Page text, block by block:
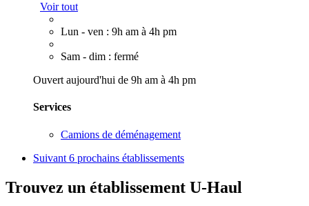
Voir tout
Lun - ven : 9h am à 4h pm
Sam - dim : fermé
Ouvert aujourd'hui de 9h am à 4h pm
Services
Camions de déménagement
Suivant 6 prochains établissements
Trouvez un établissement U-Haul